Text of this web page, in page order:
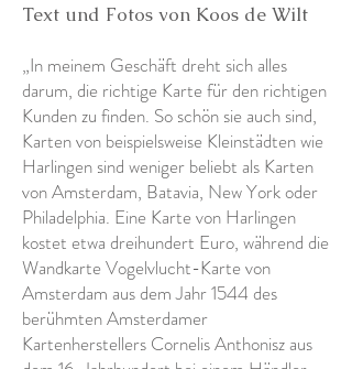
Text und Fotos von Koos de Wilt
„In meinem Geschäft dreht sich alles
darum, die richtige Karte für den richtigen
Kunden zu finden. So schön sie auch sind,
Karten von beispielsweise Kleinstädten wie
Harlingen sind weniger beliebt als Karten
von Amsterdam, Batavia, New York oder
Philadelphia. Eine Karte von Harlingen
kostet etwa dreihundert Euro, während die
Wandkarte Vogelvlucht-Karte von
Amsterdam aus dem Jahr 1544 des
berühmten Amsterdamer
Kartenherstellers Cornelis Anthonisz aus